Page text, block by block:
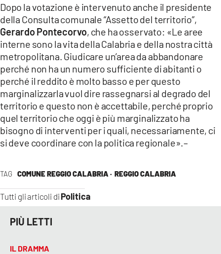
TAG COMUNE REGGIO CALABRIA · REGGIO CALABRIA
Tutti gli articoli di Politica
Dopo la votazione è intervenuto anche il presidente
della Consulta comunale “Assetto del territorio”,
Gerardo Pontecorvo, che ha osservato: «Le aree
interne sono la vita della Calabria e della nostra città
metropolitana. Giudicare un’area da abbandonare
perché non ha un numero sufficiente di abitanti o
perché il reddito è molto basso e per questo
marginalizzarla vuol dire rassegnarsi al degrado del
territorio e questo non è accettabile, perché proprio
quel territorio che oggi è più marginalizzato ha
bisogno di interventi per i quali, necessariamente, ci
si deve coordinare con la politica regionale».–
PIÙ LETTI
IL DRAMMA